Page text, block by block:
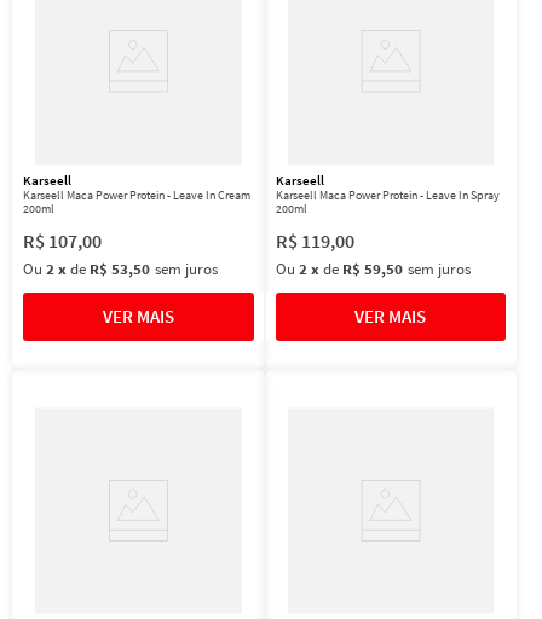
Karseell
Karseell Maca Power Protein - Leave In Cream
200ml
R$ 107,00
Ou 2xde R$ 53,50 sem juros
Karseell
Karseell Maca Power Protein - Leave In Spray
200ml
R$ 119,00
Ou 2 xde R$ 59,50 sem juros